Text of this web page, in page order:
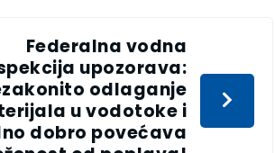
Federalna vodna
upozorava:
odlaganje
u vodotoke i
dobro povećava